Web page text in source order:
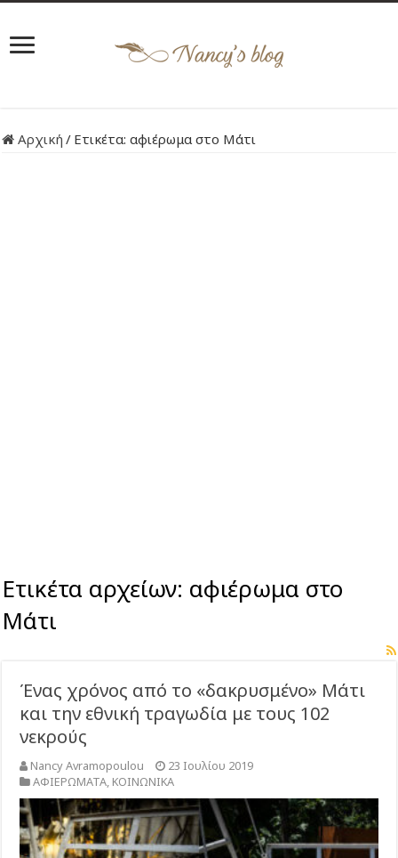
Αρχική / Ετικέτα:αφιέρωμα στο Μάτι
Ετικέτα αρχείων: αφιέρωμα στο
Μάτι
Ένας χρόνος από το «δακρυσμένο» Μάτι
και την εθνική τραγωδία με τους 102
νεκρούς
Nancy Avramopoulou
23 Ιουλίου 2019
ΑΦΙΕΡΩΜΑΤΑ, ΚΟΙΝΩΝΙΚΑ